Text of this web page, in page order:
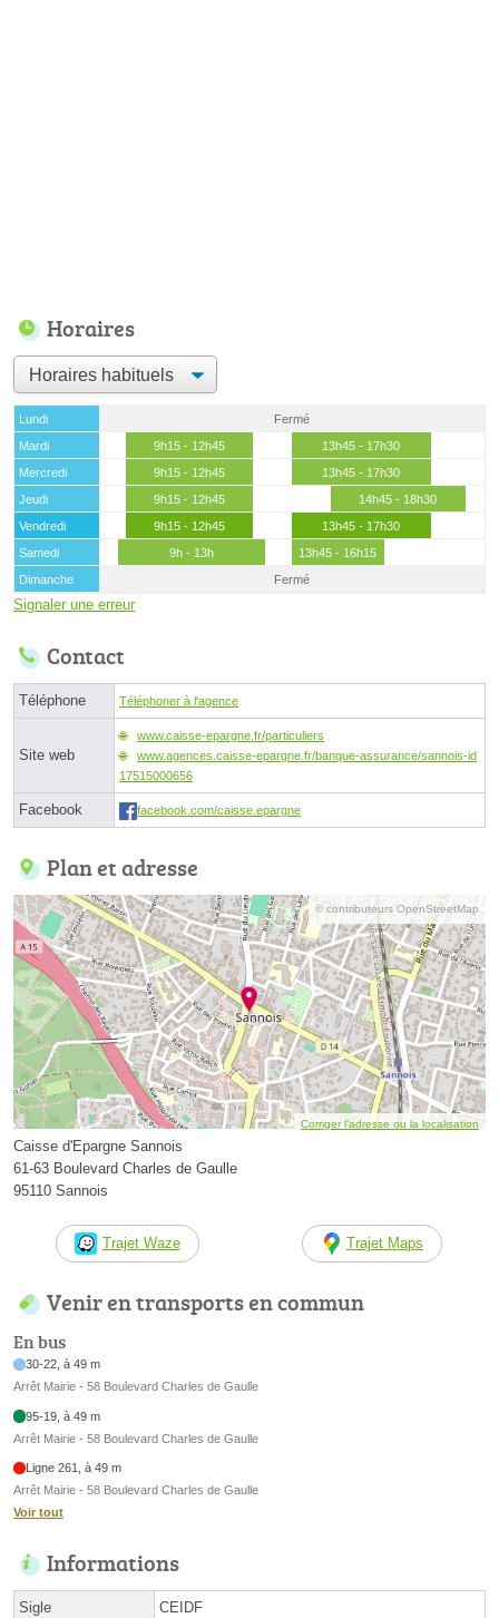
Horaires
Lundi
Fermé
Mardi
9h15 - 12h45
13h45 - 17h30
Mercredi
9h15 - 12h45
13h45 - 17h30
Jeudi
9h15 - 12h45
14h45 - 18h30
Vendredi
9h15 - 12h45
13h45 - 17h30
Samedi
9h - 13h
13h45 - 16h15
Dimanche
Fermé
Signaler une erreur
Contact
Téléphone Téléphoner à l'agence
Site web
www.caisse-epargne.fr/particuliers
www.agences.caisse-epargne.fr/banque-assurance/sannois-id
17515000656
Facebook facebook.com/caisse.epargne
Plan et adresse
© contributeurs OpenStreetMap
Corriger l’adresse ou la localisation
Caisse d'Epargne Sannois
61-63 Boulevard Charles de Gaulle
95110 Sannois
Trajet Waze Trajet Maps
Venir en transports en commun
En bus
30-22, à 49 m
Arrêt Mairie - 58 Boulevard Charles de Gaulle
95-19, à 49 m
Arrêt Mairie - 58 Boulevard Charles de Gaulle
Ligne 261, à 49 m
Arrêt Mairie - 58 Boulevard Charles de Gaulle
Voir tout
Informations
Sigle CEIDF